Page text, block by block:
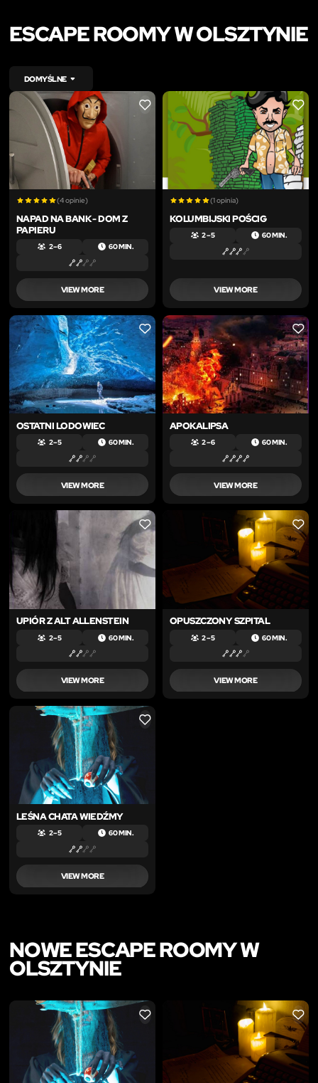
ESCAPE ROOMY W OLSZTYNIE
DOMYŚLNE
LIKE
(4 opinie)
NAPAD NA BANK - DOM Z
PAPIERU
2 – 6 60 MIN.
VIEW MORE
LIKE
(1 opinia)
KOLUMBIJSKI POŚCIG
2 – 5 60 MIN.
VIEW MORE
LIKE
OSTATNI LODOWIEC
2 – 5 60 MIN.
VIEW MORE
LIKE
APOKALIPSA
2 – 6 60 MIN.
VIEW MORE
LIKE
UPIÓR Z ALT ALLENSTEIN
2 – 5 60 MIN.
VIEW MORE
LIKE
OPUSZCZONY SZPITAL
2 – 5 60 MIN.
VIEW MORE
LIKE
LEŚNA CHATA WIEDŹMY
2 – 5 60 MIN.
VIEW MORE
NOWE ESCAPE ROOMY W
OLSZTYNIE
LIKE LIKE